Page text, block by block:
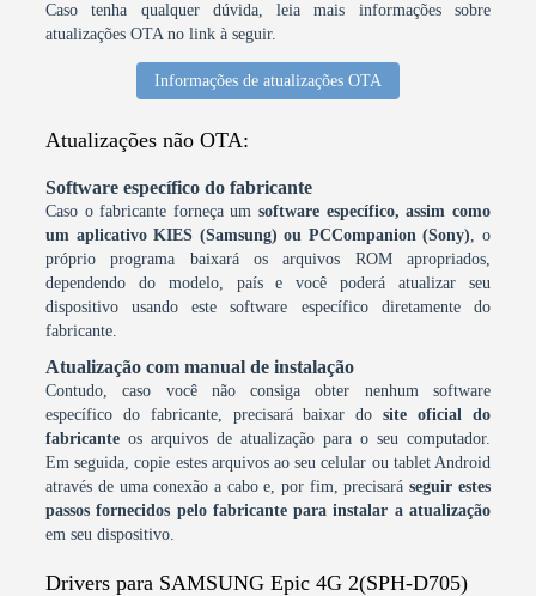
Caso tenha qualquer dúvida, leia mais informações sobre
atualizações OTA no link à seguir.
Informações de atualizações OTA
Atualizações não OTA:
Software específico do fabricante
Caso o fabricante forneça umsoftware específico, assim como
um aplicativo KIES (Samsung) ou PCCompanion (Sony), o
próprio programa baixará os arquivos ROM apropriados,
dependendo do modelo, país e você poderá atualizar seu
dispositivo usando este software específico diretamente do
fabricante.
Atualização com manual de instalação
Contudo, caso você não consiga obter nenhum software
específico do fabricante, precisará baixar dosite oficial do
fabricante os arquivos de atualização para o seu computador.
Em seguida, copie estes arquivos ao seu celular ou tablet Android
através de uma conexão a cabo e, por fim, precisaráseguir estes
passos fornecidos pelo fabricante para instalar a atualização
em seu dispositivo.
Drivers para SAMSUNG Epic 4G 2(SPH-D705)